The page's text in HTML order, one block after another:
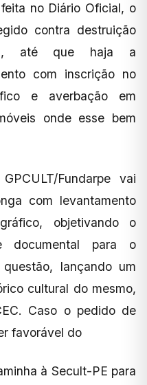
no Diário Oficial, o
contra destruição
até que haja a
com inscrição no
e averbação em
onde esse bem
Fundarpe vai
com levantamento
objetivando o
documental para o
lançando um
cultural do mesmo,
Caso o pedido de
favorável do
à Secult-PE para